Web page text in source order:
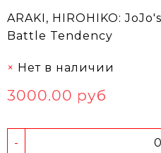
ARAKI, HIROHIKO:
Battle Tendency
Нет в наличии
3000.00 руб
-